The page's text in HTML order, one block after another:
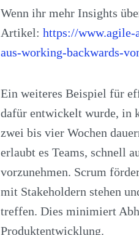
Wenn ihr mehr Insights
Artikel: https://www.agile-
aus-working-backwards-
Ein weiteres Beispiel für
dafür entwickelt wurde, in
zwei bis vier Wochen
erlaubt es Teams, schnell
vorzunehmen. Scrum
mit Stakeholdern stehen
treffen. Dies minimiert
Produktentwicklung.